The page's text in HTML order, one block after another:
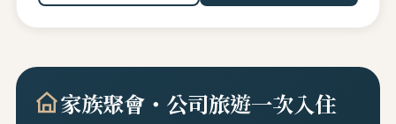
家族聚會・公司旅遊一次入住